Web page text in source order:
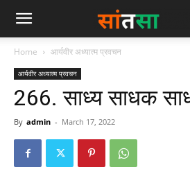
Home आर्यवीर अध्यात्म प्रवचन
आर्यवीर अध्यात्म प्रवचन
266. साध्य साधक
By admin - March 17, 2022